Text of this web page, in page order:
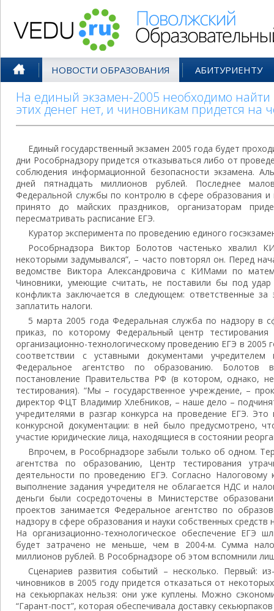
НОВОСТИ ОБРАЗОВАНИЯ АБИТУРИЕНТУ
На единый экзамен-2005 необходимо
этих денег нет, и чиновникам придется на
Единый государственный экзамен 2005 года будет
дни Рособрнадзору придется отказываться либо от
соблюдения информационной безопасности экзамена.
дней пятнадцать миллионов рублей. Последнее
Федеральной службы по контролю в сфере образования и
принято до майских праздников, организаторам
пересматривать расписание ЕГЭ.
Куратор эксперимента по проведению единого
Рособрнадзора Виктор Болотов частенько хвалил
некоторыми задумывался”, – часто повторял он. Перед
ведомстве Виктора Александровича с КИМами по
Чиновники, умеющие считать, не поставили бы под
конфликта заключается в следующем: ответственные
заплатить налоги.
5 марта 2005 года Федеральная служба по надзору в
приказ, по которому Федеральный центр
организационно-технологическому проведению ЕГЭ в 2005
соответствии с уставными документами
Федеральное агентство по образованию. Болотов
постановление Правительства РФ (в котором, однако,
тестирования). “Мы – государственное учреждение, –
директор ФЦТ Владимир Хлебников, – наше дело –
учредителями в разгар конкурса на проведение ЕГЭ.
конкурсной документации: в ней было предусмотрено,
участие юридические лица, находящиеся в состоянии
Впрочем, в Рособрнадзоре забыли только об одном.
агентства по образованию, Центр тестирования
деятельности по проведению ЕГЭ. Согласно
выполнение задания учредителя не облагается НДС и
деньги были сосредоточены в Министерстве
проектов занимается Федеральное агентство по
надзору в сфере образования и науки собственных средств
На организационно-технологическое обеспечение ЕГЭ
будет затрачено не меньше, чем в 2004-м. Сумма
миллионов рублей. В Рособрнадзоре об этом вспомнили
Сценариев развития событий – несколько. Первый:
чиновников в 2005 году придется отказаться от
на секьюрпаках нельзя: они уже куплены. Можно
“Гарант-пост”, которая обеспечивала доставку